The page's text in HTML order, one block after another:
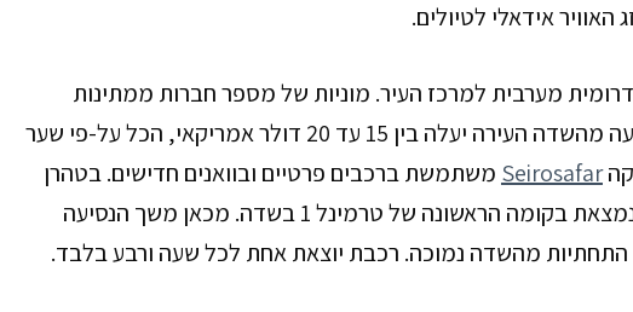
אידאלי לטיולים.
של טהרן נמצא 33 ק”מ דרומית מערבית למרכז העיר. מוניות של מספר חברות ממתינות
ליוצאים מבית הנתיבות במקום מוסדר. מחיר הנסיעה מהשדה העירה יעלה בין 15 עד 20 דולר אמריקאי, הכל על-פי שער
Seirosafar משתמשת ברכבים פרטיים ובוואנים חדישים. בטהרן
מעוררת קנאה. תחנת המטרו נמצאת בקומה הראשונה של טרמינל 1 בשדה. מכאן משך הנסיעה